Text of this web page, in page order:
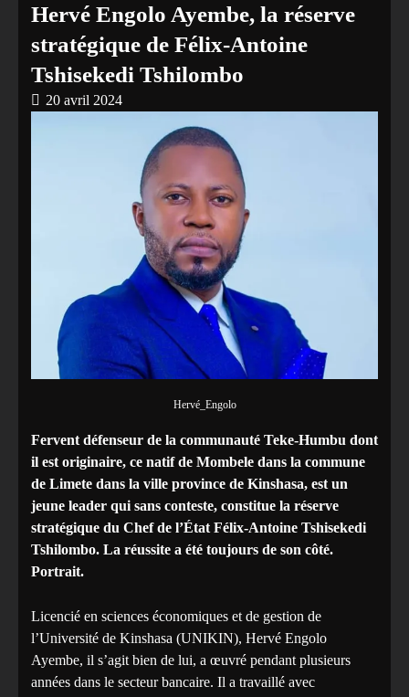
Hervé Engolo Ayembe, la réserve
stratégique de Félix-Antoine
Tshisekedi Tshilombo
20 avril 2024
Hervé_Engolo
Fervent défenseur de la communauté Teke-Humbu dont
il est originaire, ce natif de Mombele dans la commune
de Limete dans la ville province de Kinshasa, est un
jeune leader qui sans conteste, constitue la réserve
stratégique du Chef de l’État Félix-Antoine Tshisekedi
Tshilombo. La réussite a été toujours de son côté.
Portrait.
Licencié en sciences économiques et de gestion de
l’Université de Kinshasa (UNIKIN), Hervé Engolo
Ayembe, il s’agit bien de lui, a œuvré pendant plusieurs
années dans le secteur bancaire. Il a travaillé avec